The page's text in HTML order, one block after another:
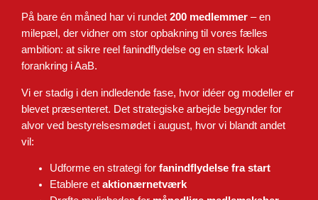
På bare én måned har vi rundet200 medlemmer – en
milepæl, der vidner om stor opbakning til vores fælles
ambition: at sikre reel fanindflydelse og en stærk lokal
forankring i AaB.
Vi er stadig i den indledende fase, hvor idéer og modeller er
blevet præsenteret. Det strategiske arbejde begynder for
alvor ved bestyrelsesmødet i august, hvor vi blandt andet
vil:
Udforme en strategi forfanindflydelse fra start
Etablere etaktionærnetværk